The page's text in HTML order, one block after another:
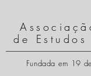
de
Fundada em 19